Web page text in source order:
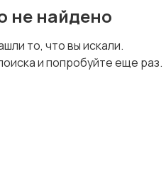
не найдено
то, что вы искали.
и попробуйте еще раз.